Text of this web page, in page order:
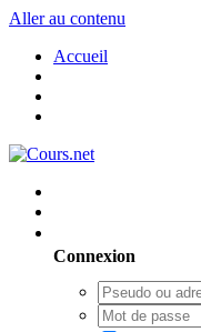
Aller au contenu
Accueil
Connexion